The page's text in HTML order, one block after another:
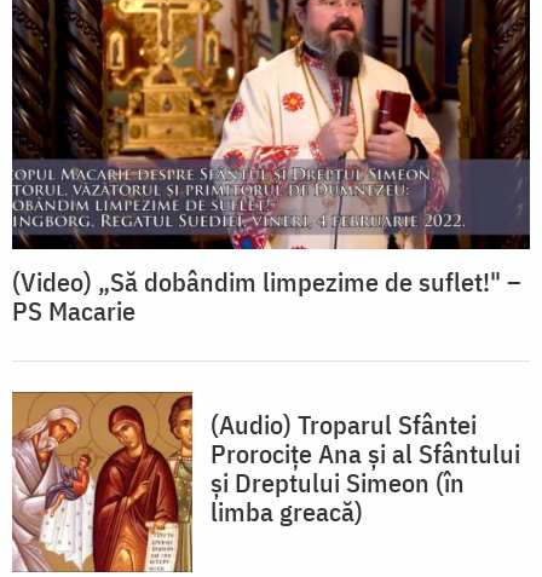
(Video) „Să dobândim limpezime de suflet!" –
PS Macarie
(Audio) Troparul Sfântei
Prorocițe Ana și al Sfântului
și Dreptului Simeon (în
limba greacă)